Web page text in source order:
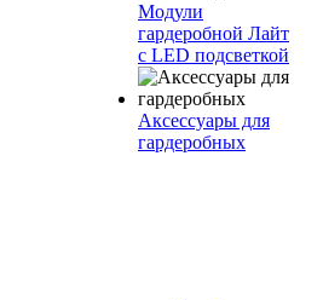
Модули
гардеробной Лайт
с LED подсветкой
Аксессуары для
гардеробных